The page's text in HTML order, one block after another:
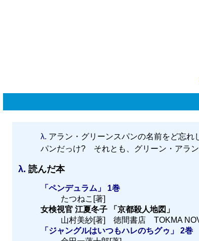
λ. アラン・グリーンスパンの名前をど忘
パンだっけ? それとも、グリーン・アラ
λ. 読んだ本
「ペンデュラム」 1巻
たつねこ[著]
女検視官 江夏冬子 「京都殺人地図」
山村美紗[著] 徳間書店 TOKMA
「ジャングルはいつもハレのちグゥ」 2巻